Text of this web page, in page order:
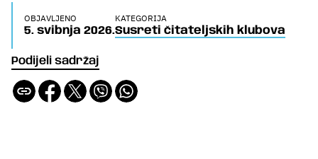
Podijeli sadržaj
OBJAVLJENO
5. svibnja 2026.
KATEGORIJA
Susreti čitateljskih klubova